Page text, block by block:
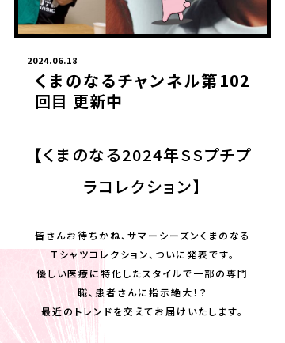
2024.06.18
くまのなるチャンネル第102
回目 更新中
【くまのなる2024年SSプチプ
ラコレクション】
皆さんお待ちかね、サマーシーズンくまのなる
Tシャツコレクション、ついに発表です。
優しい医療に特化したスタイルで一部の専門
職、患者さんに指示絶大！？
最近のトレンドを交えてお届けいたします。